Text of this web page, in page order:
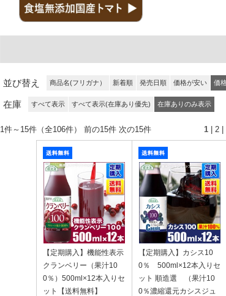
並び替え 商品名(フリガナ） 新着順 発売日順 価格が安い 価
在庫 すべて表示 すべて表示(在庫あり優先) 在庫ありのみ表示
1件～15件（全106件） 前の15件 次の15件 1 2
【定期購入】機能性表示
クランベリー（果汁10
0％）500ml×12本入りセ
ット【送料無料】
【定期購入】カシス10
0％ 500ml×12本入りセ
ット 順造選 （果汁10
0％濃縮還元カシスジュ